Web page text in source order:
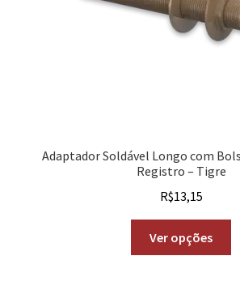
Adaptador Soldável Longo com
Registro – Tigre
R$13,15
Ver opções